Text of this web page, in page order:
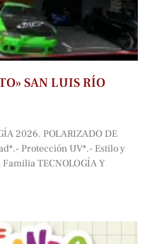
SAN LUIS RÍO
2026. POLARIZADO DE
Protección UV*.- Estilo y
TECNOLOGÍA Y